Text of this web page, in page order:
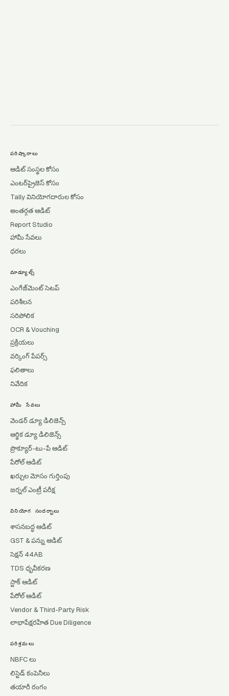
పరిష్కారాలు
ఆడిట్ సంస్థల కోసం
ఎంటర్‌ప్రైజెస్ కోసం
Tally వినియోగదారుల కోసం
అంతర్గత ఆడిట్
Report Studio
హామీ సేవలు
ధరలు
మాడ్యూల్స్
ఎంగేజ్‌మెంట్ సెటప్
పరిశీలన
సరిపోలిక
OCR & Vouching
ప్రక్రియలు
వర్కింగ్ పేపర్స్
ఫలితాలు
నివేదిక
హామీ సేవలు
వెండర్ డ్యూ డిలిజెన్స్
ఆర్థిక డ్యూ డిలిజెన్స్
ప్రొక్యూర్-టు-పే ఆడిట్
పేరోల్ ఆడిట్
ఖర్చుల మోసం గుర్తింపు
జర్నల్ ఎంట్రీ పరీక్ష
వినియోగ సందర్భాలు
శాసనబద్ధ ఆడిట్
GST & పన్ను ఆడిట్
సెక్షన్ 44AB
TDS ధృవీకరణ
స్టాక్ ఆడిట్
పేరోల్ ఆడిట్
Vendor & Third-Party Risk
లాభాపేక్షరహిత Due Diligence
పరిశ్రమలు
NBFC లు
లిస్టెడ్ కంపెనీలు
తయారీ రంగం